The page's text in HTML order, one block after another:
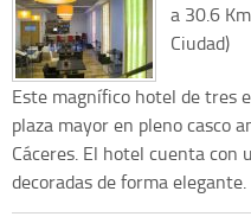
a 30.6
Ciudad)
Este magnífico hotel de tres
plaza mayor en pleno casco
Cáceres. El hotel cuenta
decoradas de forma elegante.